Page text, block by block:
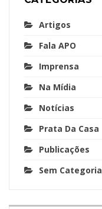
Artigos
Fala APO
Imprensa
Na Mídia
Notícias
Prata Da Casa
Publicações
Sem Categoria